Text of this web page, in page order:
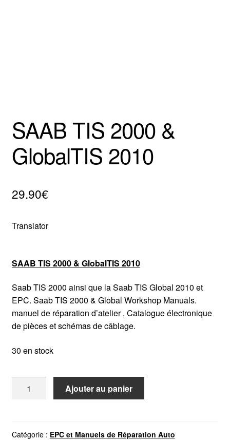
SAAB TIS 2000 &
GlobalTIS 2010
29.90€
Translator
SAAB TIS 2000 & GlobalTIS 2010
Saab TIS 2000 ainsi que la Saab TIS Global 2010 et
EPC. Saab TIS 2000 & Global Workshop Manuals.
manuel de réparation d’atelier , Catalogue électronique
de pièces et schémas de câblage.
30 en stock
2000
Ajouter au panier
Catégorie : EPC et Manuels de Réparation Auto